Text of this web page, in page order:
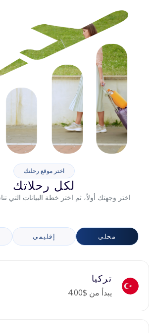
اختر موقع رحلتك
لكل رحلاتك
اختر وجهتك أولاً، ثم اختر خطة البيانات التي
محلي إقليمي
تركيا
يبدأ من $4.00